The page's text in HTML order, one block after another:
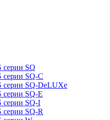
серии SQ
серии SQ-C
серии SQ-DeLUXe
серии SQ-E
серии SQ-I
SQ-R